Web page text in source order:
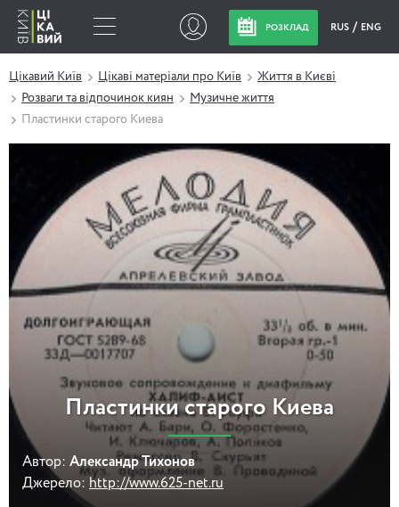
РОЗКЛАД RUS ENG
Цікавий Київ Цікаві матеріали про Київ
Життя в Києві
Розваги та відпочинок киян
Музичне життя
Пластинки старого Киева
Пластинки старого Киева
Автор: Александр Тихонов
Джерело: http://www.625-net.ru